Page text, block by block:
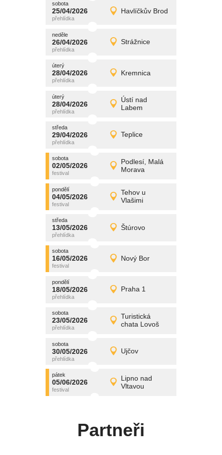
sobota
25/04/2026 Havlíčkův Brod
sobota
25/04/2026 Detail
promítání
neděle
26/04/2026 Strážnice
neděle
26/04/2026 Detail
promítání
úterý
28/04/2026 Kremnica
úterý
28/04/2026 Detail
promítání
úterý
28/04/2026
Ústí nad
Labem
úterý
28/04/2026 Detail
promítání
středa
29/04/2026 Teplice
středa
29/04/2026 Detail
promítání
sobota
02/05/2026
Podlesí, Malá
Morava
sobota
02/05/2026 Detail
promítání
pondělí
04/05/2026
Tehov u
Vlašimi
pondělí
04/05/2026 Detail
promítání
středa
13/05/2026 Štúrovo
středa
13/05/2026 Detail
promítání
sobota
16/05/2026 Nový Bor
sobota
16/05/2026 Detail
promítání
pondělí
18/05/2026 Praha 1
pondělí
18/05/2026 Detail
promítání
sobota
23/05/2026
Turistická
chata Lovoš
sobota
23/05/2026 Detail
promítání
sobota
30/05/2026 Ujčov
sobota
30/05/2026 Detail
promítání
pátek
05/06/2026
Lipno nad
Vltavou
pátek
05/06/2026 Detail
promítání
Partneři